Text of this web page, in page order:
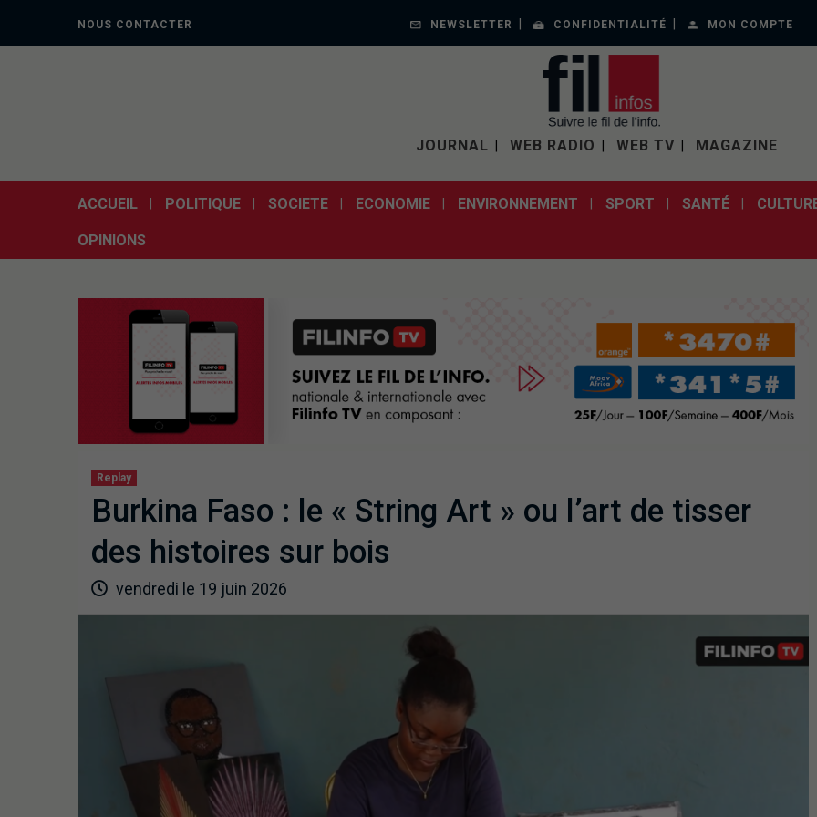
NOUS CONTACTER NEWSLETTER CONFIDENTIALITÉ MON COMPTE
JOURNAL WEB RADIO WEB TV MAGAZINE
ACCUEIL POLITIQUE SOCIETE ECONOMIE ENVIRONNEMENT SPORT SANTÉ
OPINIONS
Replay
Burkina Faso : le « String Art » ou l’art de tisser
des histoires sur bois
vendredi le 19 juin 2026